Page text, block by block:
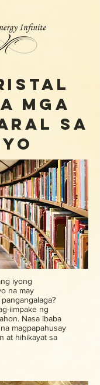
mga
sa
iyong
na may
iimpake ng
Nasa ibaba
magpapahusay
at hihikayat sa